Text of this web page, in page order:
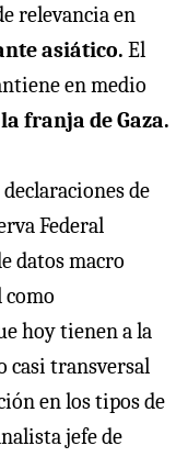
relevancia en
asiático. El
en medio
franja de Gaza.
de
Federal
datos macro
como
hoy tienen a la
casi transversal
en los tipos de
jefe de